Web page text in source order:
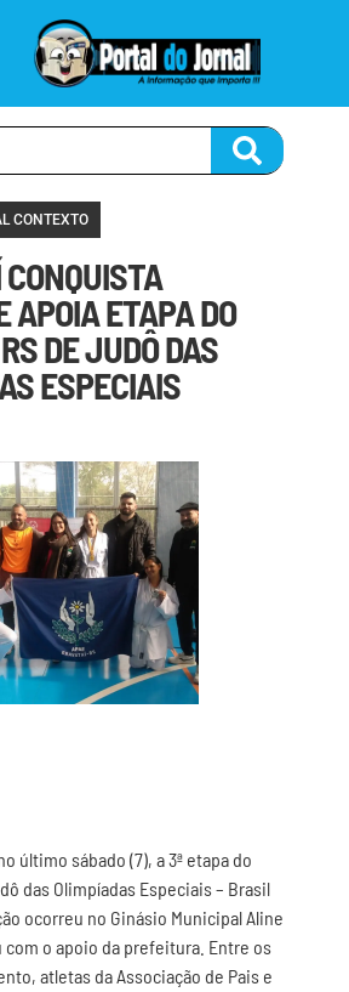
CONTEXTO
APOIA ETAPA DO
DE JUDÔ DAS
ESPECIAIS
último sábado (7), a 3ª etapa do
das Olimpíadas Especiais – Brasil
ocorreu no Ginásio Municipal Aline
com o apoio da prefeitura. Entre os
atletas da Associação de Pais e